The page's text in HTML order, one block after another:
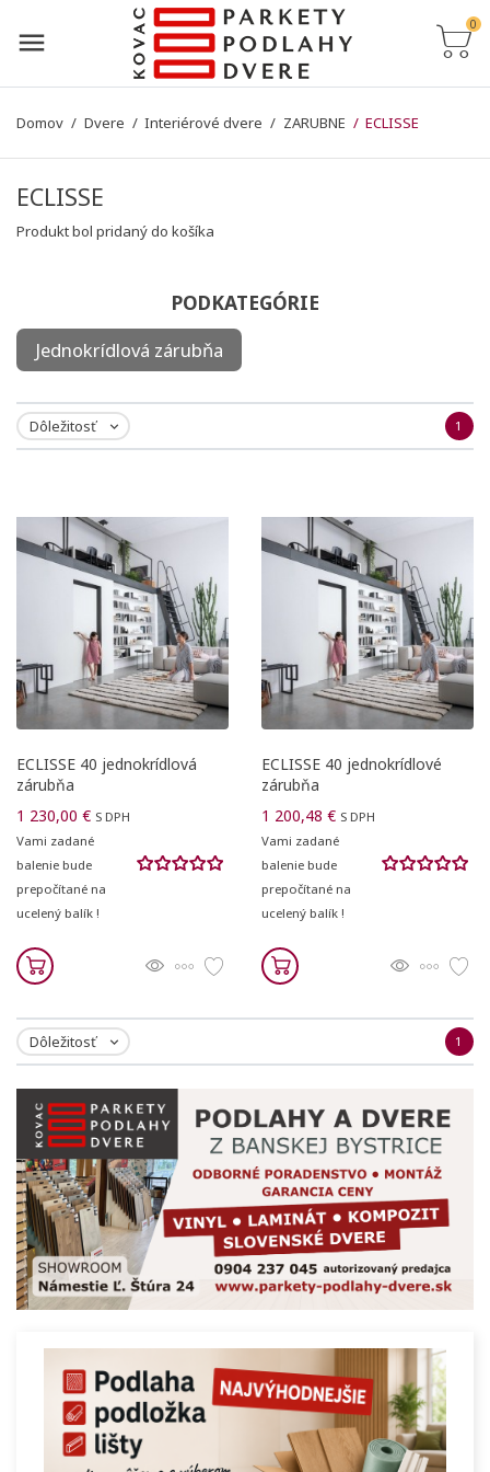
0
Domov Dvere Interiérové dvere ZARUBNE ECLISSE
ECLISSE
Produkt bol pridaný do košíka
PODKATEGÓRIE
Jednokrídlová zárubňa
Dôležitosť  1
ECLISSE 40 jednokrídlová
zárubňa
1 230,00 € S DPH
Vami zadané
balenie bude
prepočítané na
ucelený balík !
ECLISSE 40 jednokrídlové
zárubňa
1 200,48 € S DPH
Vami zadané
balenie bude
prepočítané na
ucelený balík !
Dôležitosť  1